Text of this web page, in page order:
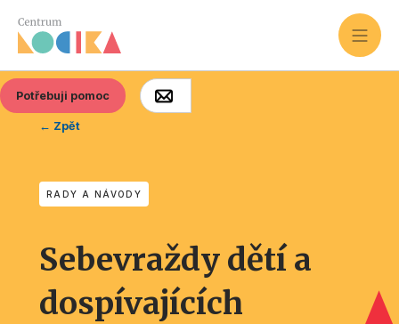
Potřebuji pomoc
← Zpět
RADY A NÁVODY
Sebevraždy dětí a
dospívajících